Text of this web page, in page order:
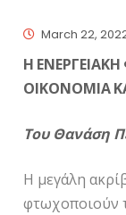
March 22,
Η
ΟΙΚΟΝΟΜΙΑ
Του Θανάση
Η μεγάλη
φτωχοποιούν